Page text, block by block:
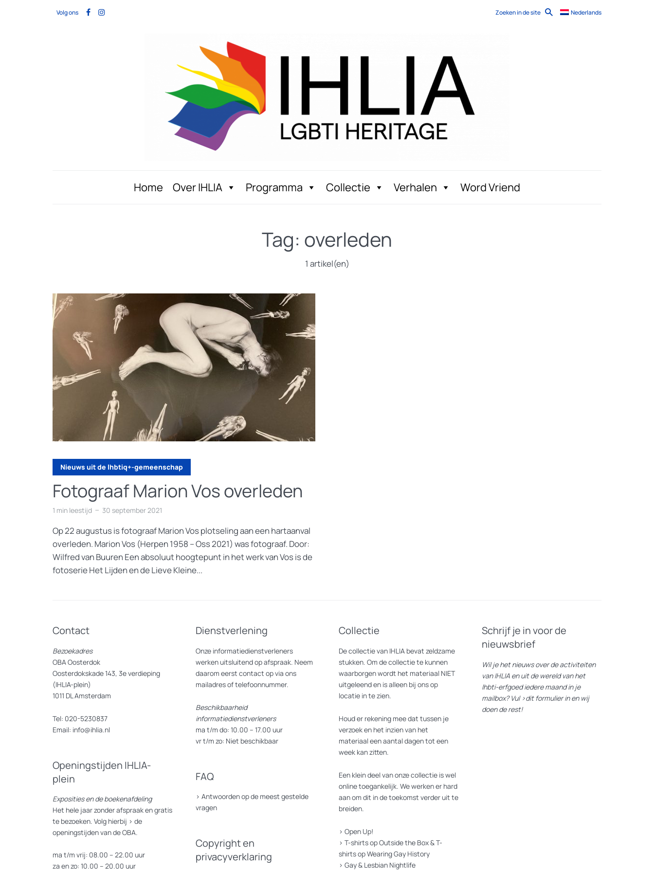
Volg ons Zoeken in de site Nederlands
Home Over IHLIA Programma Collectie Verhalen Word Vriend
Tag: overleden
1 artikel(en)
Nieuws uit de lhbtiq+-gemeenschap
Fotograaf Marion Vos overleden
1 min leestijd 30 september 2021
Op 22 augustus is fotograaf Marion Vos plotseling aan een hartaanval
overleden. Marion Vos (Herpen 1958 – Oss 2021) was fotograaf. Door:
Wilfred van Buuren Een absoluut hoogtepunt in het werk van Vos is de
fotoserie Het Lijden en de Lieve Kleine...
Contact
Bezoekadres
OBA Oosterdok
Oosterdokskade 143, 3e verdieping
(IHLIA-plein)
1011 DL Amsterdam
Tel: 020-5230837
Email: info@ihlia.nl
Openingstijden IHLIA-
plein
Exposities en de boekenafdeling
Het hele jaar zonder afspraak en gratis
te bezoeken. Volg hierbij > de
openingstijden van de OBA.
ma t/m vrij: 08.00 – 22.00 uur
za en zo: 10.00 – 20.00 uur
Dienstverlening
Onze informatiedienstverleners
werken uitsluitend op afspraak. Neem
daarom eerst contact op via ons
mailadres of telefoonnummer.
Beschikbaarheid
informatiedienstverleners
ma t/m do: 10.00 – 17.00 uur
vr t/m zo: Niet beschikbaar
FAQ
> Antwoorden op de meest gestelde
vragen
Copyright en
privacyverklaring
Collectie
De collectie van IHLIA bevat zeldzame
stukken. Om de collectie te kunnen
waarborgen wordt het materiaal NIET
uitgeleend en is alleen bij ons op
locatie in te zien.
Houd er rekening mee dat tussen je
verzoek en het inzien van het
materiaal een aantal dagen tot een
week kan zitten.
Een klein deel van onze collectie is wel
online toegankelijk. We werken er hard
aan om dit in de toekomst verder uit te
breiden.
> Open Up!
> T-shirts op Outside the Box&T-
shirts op Wearing Gay History
> Gay & Lesbian Nightlife
Schrijf je in voor de
nieuwsbrief
Wil je het nieuws over de activiteiten
van IHLIA en uit de wereld van het
lhbti-erfgoed iedere maand in je
mailbox? Vul >dit formulierin en wij
doen de rest!